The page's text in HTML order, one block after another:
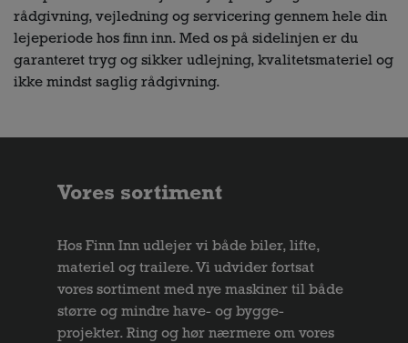
rådgivning, vejledning og servicering gennem hele din
lejeperiode hos finn inn. Med os på sidelinjen er du
garanteret tryg og sikker udlejning, kvalitetsmateriel og
ikke mindst saglig rådgivning.
Vores sortiment
Hos Finn Inn udlejer vi både biler, lifte,
materiel og trailere. Vi udvider fortsat
vores sortiment med nye maskiner til både
større og mindre have- og bygge-
projekter. Ring og hør nærmere om vores